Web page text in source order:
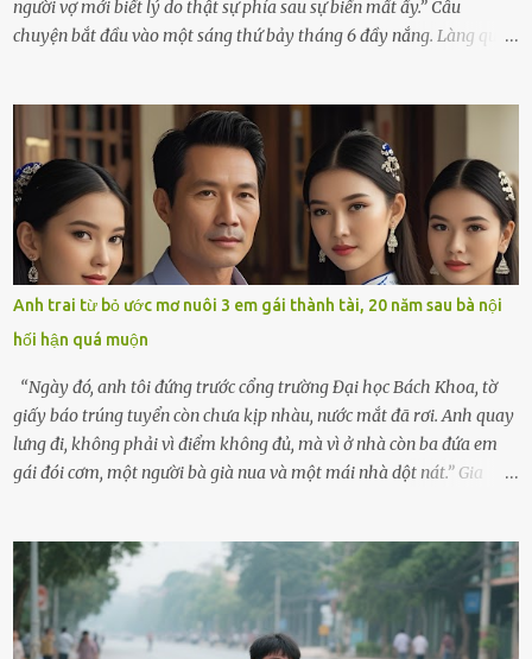
người vợ mới biết lý do thật sự phía sau sự biến mất ấy.” Câu
chuyện bắt đầu vào một sáng thứ bảy tháng 6 đầy nắng. Làng quê
không kém. Ông Minh, vốn là một người đàn ông điềm đạm, ít nói,
hôm ấy lại đặc biệt vui vẻ. Ông chuẩn bị hành lý cho chuyến đi biển
cùng cô con gái 8 tuổi tên Thảo. “Em ở nhà nghỉ ngơi nhé, anh đưa
con đi biển hai ngày, để nó được ngắm sóng, nghịch cát. Về chắc nó
sẽ kể cho em nghe cả tuần không hết chuyện.” – Ông Minh cười
hiền, vuốt tóc vợ. Bà Hạnh nhìn chồng và con gái ríu rít chuẩn bị mà
lòng cũng rộn ràng. Bà vốn ít có dịp đi xa vì còn bận buôn bán ở chợ,
nên lần này cũng đành ở nhà. Thảo ôm chầm lấy mẹ trước khi đi:
“Con sẽ nhặt thật nhiều vỏ sò cho mẹ nhé!” Chiếc xe khách lăn
bánh rời khỏi bến...
Anh trai từ bỏ ước mơ nuôi 3 em gái thành tài, 20 năm sau bà nội
hối hận quá muộn
“Ngày đó, anh tôi đứng trước cổng trường Đại học Bách Khoa, tờ
giấy báo trúng tuyển còn chưa kịp nhàu, nước mắt đã rơi. Anh quay
lưng đi, không phải vì điểm không đủ, mà vì ở nhà còn ba đứa em
gái đói cơm, một người bà già nua và một mái nhà dột nát.” Gia
có tin tức. Mọi gánh nặng đổ dồn lên đôi vai gầy guộc của bà nội –
cụ Nguyễn Thị Đào – và cậu con trai cả là Trí, lúc đó mới chỉ 17 tuổi.
Trí là học sinh giỏi toàn huyện, học lớp 12 nhưng đã biết làm ruộng,
làm thuê, biết đi cày thuê từ 4h sáng rồi lại tất tả về đi học. Người